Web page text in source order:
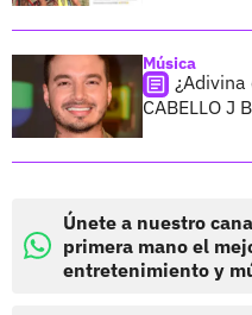
Música
CABELLO J
Únete a nuestro
primera mano el
entretenimiento y